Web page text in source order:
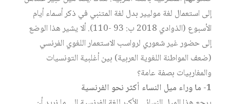
إلى استعمال لغة موليير بدل لغة المتنبي في ذكر أسماء أيام
الأسبوع (الذوادي 2018 ب: 93 -110). ألا يشير هذا الوضع
إلى حضور غير شعوري لرواسب الاستعمار اللغوي الفرنسي
(ضعف المواطنة اللغوية العربية) بين أغلبية التونسيات
والمغاربيات بصفة عامة؟
1- ما وراء ميل النساء أكثر نحو الفرنسية